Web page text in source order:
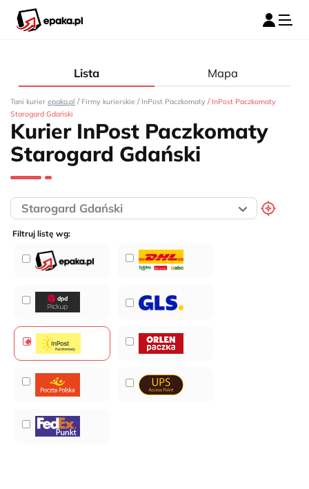
Lista Mapa
Tani kurier epaka.pl / Firmy kurierskie / InPost Paczkomaty / InPost Paczkomaty
Starogard Gdański
Kurier InPost Paczkomaty
Starogard Gdański
Filtruj listę wg: